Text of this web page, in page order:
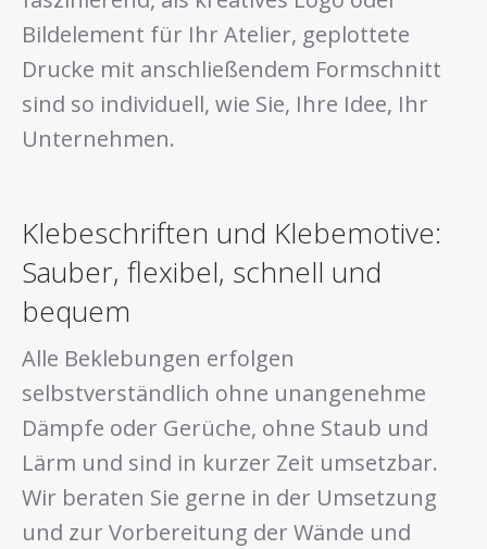
Bildelement für Ihr Atelier, geplottete
Drucke mit anschließendem Formschnitt
sind so individuell, wie Sie, Ihre Idee, Ihr
Unternehmen.
Klebeschriften und Klebemotive:
Sauber, flexibel, schnell und
bequem
Alle Beklebungen erfolgen
selbstverständlich ohne unangenehme
Dämpfe oder Gerüche, ohne Staub und
Lärm und sind in kurzer Zeit umsetzbar.
Wir beraten Sie gerne in der Umsetzung
und zur Vorbereitung der Wände und